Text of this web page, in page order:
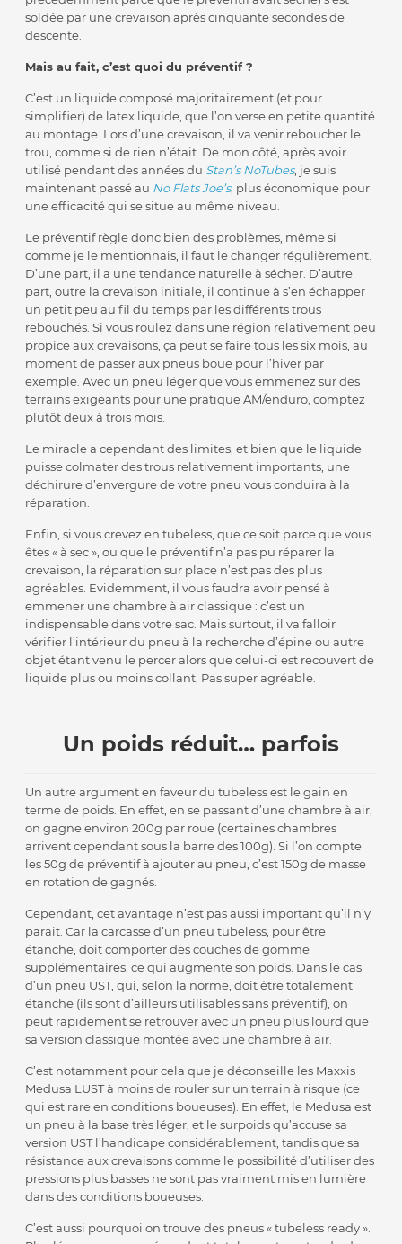
soldée par une crevaison après cinquante secondes de
descente.
Mais au fait, c’est quoi du préventif ?
C’est un liquide composé majoritairement (et pour
simplifier) de latex liquide, que l’on verse en petite quantité
au montage. Lors d’une crevaison, il va venir reboucher le
trou, comme si de rien n’était. De mon côté, après avoir
utilisé pendant des années du Stan’s NoTubes, je suis
maintenant passé au No Flats Joe’s, plus économique pour
une efficacité qui se situe au même niveau.
Le préventif règle donc bien des problèmes, même si
comme je le mentionnais, il faut le changer régulièrement.
D’une part, il a une tendance naturelle à sécher. D’autre
part, outre la crevaison initiale, il continue à s’en échapper
un petit peu au fil du temps par les différents trous
rebouchés. Si vous roulez dans une région relativement peu
propice aux crevaisons, ça peut se faire tous les six mois, au
moment de passer aux pneus boue pour l’hiver par
exemple. Avec un pneu léger que vous emmenez sur des
terrains exigeants pour une pratique AM/enduro, comptez
plutôt deux à trois mois.
Le miracle a cependant des limites, et bien que le liquide
puisse colmater des trous relativement importants, une
déchirure d’envergure de votre pneu vous conduira à la
réparation.
Enfin, si vous crevez en tubeless, que ce soit parce que vous
êtes « à sec », ou que le préventif n’a pas pu réparer la
crevaison, la réparation sur place n’est pas des plus
agréables. Evidemment, il vous faudra avoir pensé à
emmener une chambre à air classique : c’est un
indispensable dans votre sac. Mais surtout, il va falloir
vérifier l’intérieur du pneu à la recherche d’épine ou autre
objet étant venu le percer alors que celui-ci est recouvert de
liquide plus ou moins collant. Pas super agréable.
Un poids réduit… parfois
Un autre argument en faveur du tubeless est le gain en
terme de poids. En effet, en se passant d’une chambre à air,
on gagne environ 200g par roue (certaines chambres
arrivent cependant sous la barre des 100g). Si l’on compte
les 50g de préventif à ajouter au pneu, c’est 150g de masse
en rotation de gagnés.
Cependant, cet avantage n’est pas aussi important qu’il n’y
parait. Car la carcasse d’un pneu tubeless, pour être
étanche, doit comporter des couches de gomme
supplémentaires, ce qui augmente son poids. Dans le cas
d’un pneu UST, qui, selon la norme, doit être totalement
étanche (ils sont d’ailleurs utilisables sans préventif), on
peut rapidement se retrouver avec un pneu plus lourd que
sa version classique montée avec une chambre à air.
C’est notamment pour cela que je déconseille les Maxxis
Medusa LUST à moins de rouler sur un terrain à risque (ce
qui est rare en conditions boueuses). En effet, le Medusa est
un pneu à la base très léger, et le surpoids qu’accuse sa
version UST l’handicape considérablement, tandis que sa
résistance aux crevaisons comme le possibilité d’utiliser des
pressions plus basses ne sont pas vraiment mis en lumière
dans des conditions boueuses.
C’est aussi pourquoi on trouve des pneus « tubeless ready ».